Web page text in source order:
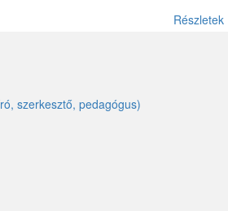
Részletek
szerkesztő, pedagógus)